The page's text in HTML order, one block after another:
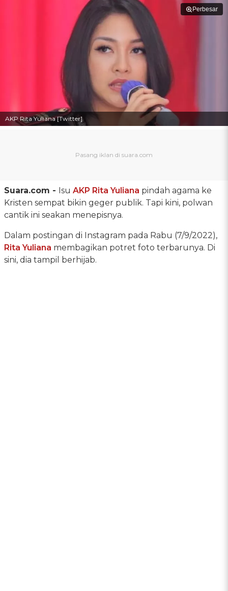
Perbesar
AKP Rita Yuliana [Twitter]
Suara.com - Isu AKP Rita Yuliana pindah agama ke
Kristen sempat bikin geger publik. Tapi kini, polwan
cantik ini seakan menepisnya.
Dalam postingan di Instagram pada Rabu (7/9/2022),
Rita Yuliana membagikan potret foto terbarunya. Di
sini, dia tampil berhijab.